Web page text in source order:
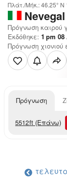
Πλάτ./Μήκ.:46.25° N
Nevegal
Πρόγνωση καιρού
Εκδόθηκε: 1 pm 08
Πρόγνωση
Πρόγνωση
5512ft (Επάνω)